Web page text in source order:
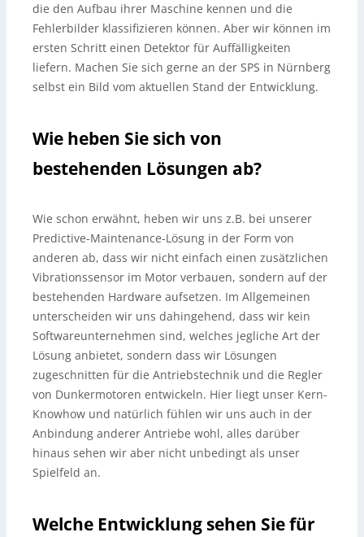
die den Aufbau ihrer Maschine kennen und die
Fehlerbilder klassifizieren können. Aber wir können im
ersten Schritt einen Detektor für Auffälligkeiten
liefern. Machen Sie sich gerne an der SPS in Nürnberg
selbst ein Bild vom aktuellen Stand der Entwicklung.
Wie heben Sie sich von
bestehenden Lösungen ab?
Wie schon erwähnt, heben wir uns z.B. bei unserer
Predictive-Maintenance-Lösung in der Form von
anderen ab, dass wir nicht einfach einen zusätzlichen
Vibrationssensor im Motor verbauen, sondern auf der
bestehenden Hardware aufsetzen. Im Allgemeinen
unterscheiden wir uns dahingehend, dass wir kein
Softwareunternehmen sind, welches jegliche Art der
Lösung anbietet, sondern dass wir Lösungen
zugeschnitten für die Antriebstechnik und die Regler
von Dunkermotoren entwickeln. Hier liegt unser Kern-
Knowhow und natürlich fühlen wir uns auch in der
Anbindung anderer Antriebe wohl, alles darüber
hinaus sehen wir aber nicht unbedingt als unser
Spielfeld an.
Welche Entwicklung sehen Sie für